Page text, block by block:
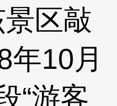
区敲
年10月
“游客